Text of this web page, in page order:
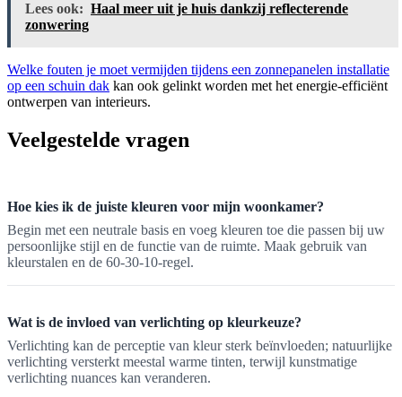
Lees ook: Haal meer uit je huis dankzij reflecterende
zonwering
Welke fouten je moet vermijden tijdens een zonnepanelen installatie
op een schuin dak kan ook gelinkt worden met het energie-efficiënt
ontwerpen van interieurs.
Veelgestelde vragen
Hoe kies ik de juiste kleuren voor mijn woonkamer?
Begin met een neutrale basis en voeg kleuren toe die passen bij uw
persoonlijke stijl en de functie van de ruimte. Maak gebruik van
kleurstalen en de 60-30-10-regel.
Wat is de invloed van verlichting op kleurkeuze?
Verlichting kan de perceptie van kleur sterk beïnvloeden; natuurlijke
verlichting versterkt meestal warme tinten, terwijl kunstmatige
verlichting nuances kan veranderen.